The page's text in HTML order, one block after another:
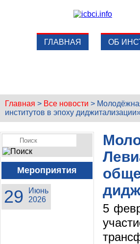
ГЛАВНАЯ ОБ
Главная > Все новости >
институтов в эпоху
Мероприятия
29
Июнь
2026
5